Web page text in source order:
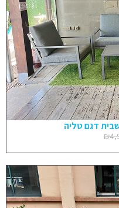
דגם טליה
₪